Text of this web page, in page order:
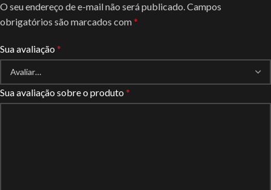
O seu endereço de e-mail não será publicado.Campos
obrigatórios são marcados com*
Sua avaliação *
Sua avaliação sobre o produto *